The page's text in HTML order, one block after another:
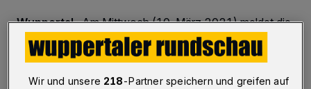
Wuppertal·Am Mittwoch (10. März 2021) meldet die
Stadt Wuppertal insgesamt 536 Personen, die aktuell
mit dem Corona-Virus infiziert sind. Der Inzidenzwert
liegt bei 78,59.
Wir und unsere 218-Partner speichern und greifen auf